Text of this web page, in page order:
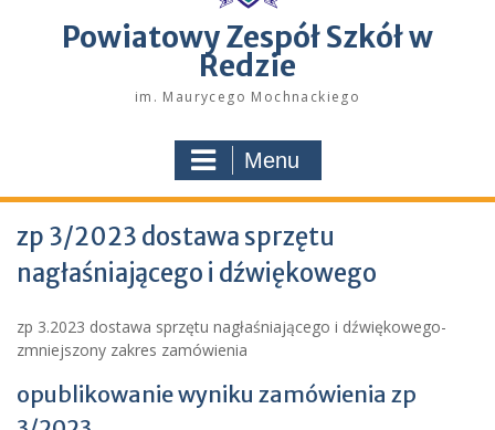
Powiatowy Zespół Szkół w
Redzie
im. Maurycego Mochnackiego
Menu
zp 3/2023 dostawa sprzętu
nagłaśniającego i dźwiękowego
zp 3.2023 dostawa sprzętu nagłaśniającego i dźwiękowego-
zmniejszony zakres zamówienia
opublikowanie wyniku zamówienia zp